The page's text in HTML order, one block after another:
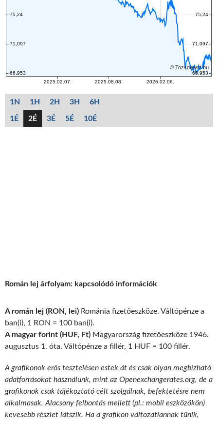
1N 1H 2H 3H 6H
1É 2É 3É 5É 10É
Román lej árfolyam: kapcsolódó információk
A román lej (RON, lei) Románia fizetőeszköze. Váltópénze a
ban(i), 1 RON = 100 ban(i).
A magyar forint (HUF, Ft) Magyarország fizetőeszköze 1946.
augusztus 1. óta. Váltópénze a fillér, 1 HUF = 100 fillér.
A grafikonok erős tesztelésen estek át és csak olyan megbízható
adatforrásokat használunk, mint az Openexchangerates.org, de a
grafikonok csak tájékoztató célt szolgálnak, befektetésre nem
alkalmasak. Alacsony felbontás mellett (pl.: mobil eszközökön)
kevesebb részlet látszik. Ha a grafikon változatlannak tűnik,